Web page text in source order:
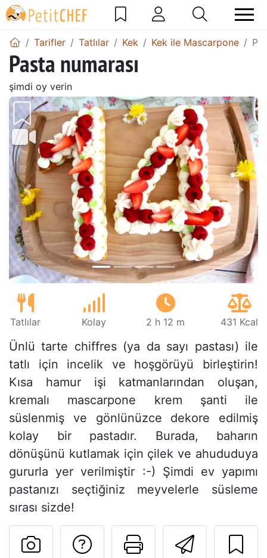
Tarifler Tatlılar Kek Kek ile Mascarpone
Pasta numarası
şimdi oy verin
Önceki
Tatlılar Kolay 2 h 12 m 431 Kcal
Ünlü tarte chiffres (ya da sayı pastası) ile
tatlı için incelik ve hoşgörüyü birleştirin!
Kısa hamur işi katmanlarından oluşan,
kremalı mascarpone krem şanti ile
süslenmiş ve gönlünüzce dekore edilmiş
kolay bir pastadır. Burada, baharın
dönüşünü kutlamak için çilek ve ahududuya
gururla yer verilmiştir :-) Şimdi ev yapımı
pastanızı seçtiğiniz meyvelerle süsleme
sırası sizde!
Bu sayfayı
Tarif sahibine bir